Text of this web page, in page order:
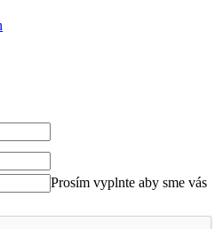
Prosím vyplnte aby sme vás